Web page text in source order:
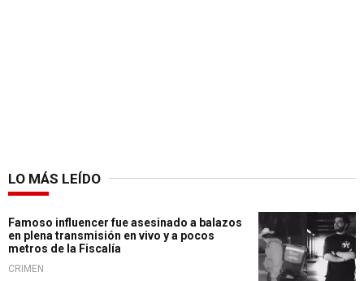
LO MÁS LEÍDO
Famoso influencer fue asesinado a balazos
en plena transmisión en vivo y a pocos
metros de la Fiscalía
CRIMEN